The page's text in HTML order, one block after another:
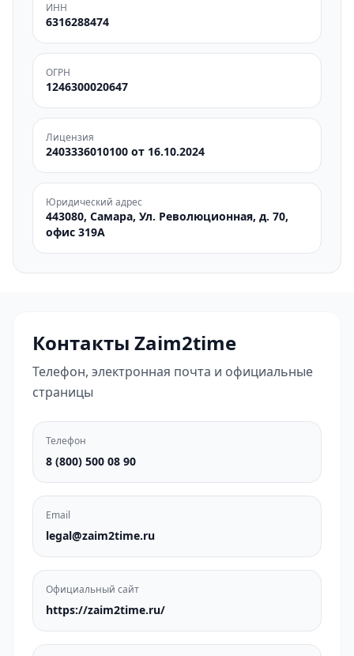
ИНН
6316288474
ОГРН
1246300020647
Лицензия
2403336010100 от 16.10.2024
Юридический адрес
443080, Самара, Ул. Революционная, д. 70,
офис 319А
Контакты Zaim2time
Телефон, электронная почта и официальные
страницы
Телефон
8 (800) 500 08 90
Email
legal@zaim2time.ru
Официальный сайт
https://zaim2time.ru/